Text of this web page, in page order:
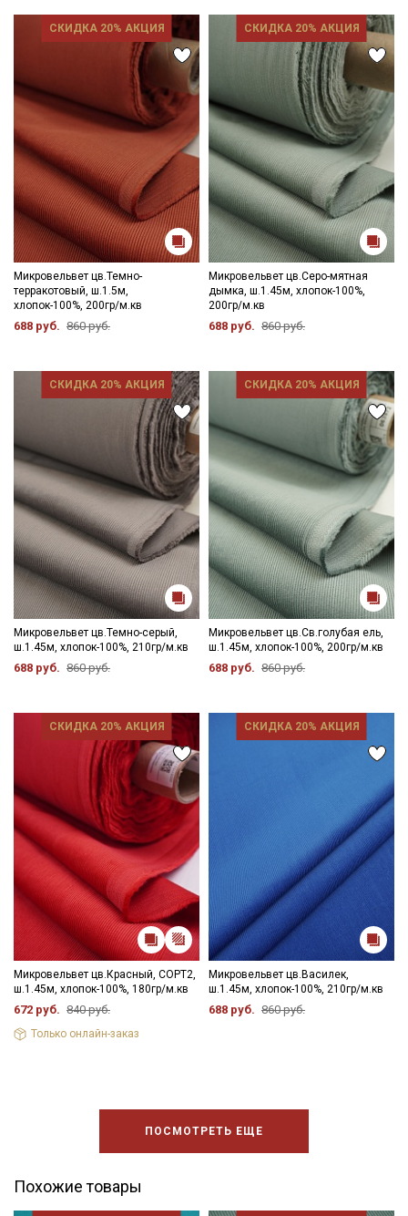
СКИДКА 20% АКЦИЯ
Микровельвет цв.Темно-
терракотовый, ш.1.5м,
хлопок-100%, 200гр/м.кв
688 руб. 860 руб.
СКИДКА 20% АКЦИЯ
Микровельвет цв.Серо-мятная
дымка, ш.1.45м, хлопок-100%,
200гр/м.кв
688 руб. 860 руб.
СКИДКА 20% АКЦИЯ
Микровельвет цв.Темно-серый,
ш.1.45м, хлопок-100%, 210гр/м.кв
688 руб. 860 руб.
СКИДКА 20% АКЦИЯ
Микровельвет цв.Св.голубая ель,
ш.1.45м, хлопок-100%, 200гр/м.кв
688 руб. 860 руб.
СКИДКА 20% АКЦИЯ
Микровельвет цв.Красный, СОРТ2,
ш.1.45м, хлопок-100%, 180гр/м.кв
672 руб. 840 руб.
Только онлайн-заказ
СКИДКА 20% АКЦИЯ
Микровельвет цв.Василек,
ш.1.45м, хлопок-100%, 210гр/м.кв
688 руб. 860 руб.
ПОСМОТРЕТЬ ЕЩЕ
Похожие товары
Электронная почта
Подписаться
Ознакомлен(а) сПолитикой обработки персональных
данныхи даюСогласие на обработку персональных
данных
ДаюСогласие на получение рекламных и
информационных рассылок